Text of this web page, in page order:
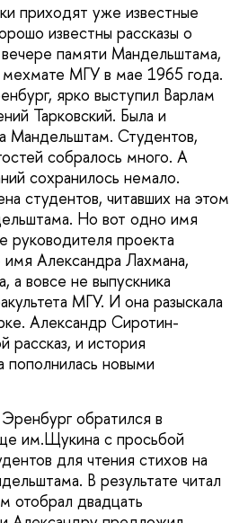
приходят уже известные
известны рассказы о
памяти Мандельштама,
МГУ в мае 1965 года.
ярко выступил Варлам
Тарковский. Была и
Мандельштам. Студентов,
собралось много. А
сохранилось немало.
студентов, читавших на этом
Но вот одно имя
руководителя проекта
имя Александра Лахмана,
а вовсе не выпускника
МГУ. И она разыскала
Александр Сиротин-
рассказ, и история
пополнилась новыми
обратился в
им.Щукина с просьбой
для чтения стихов на
В результате читал
отобрал двадцать